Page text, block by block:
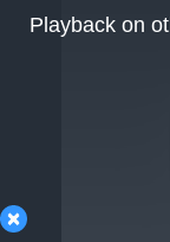
×
Playback on